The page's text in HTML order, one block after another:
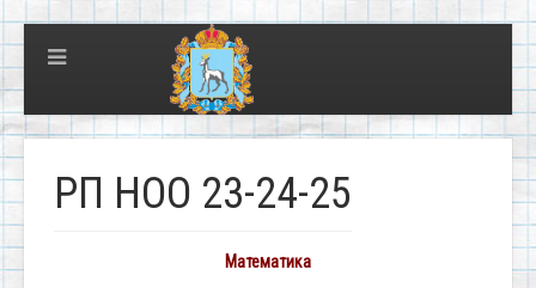
РП НОО 23-24-25
Математика